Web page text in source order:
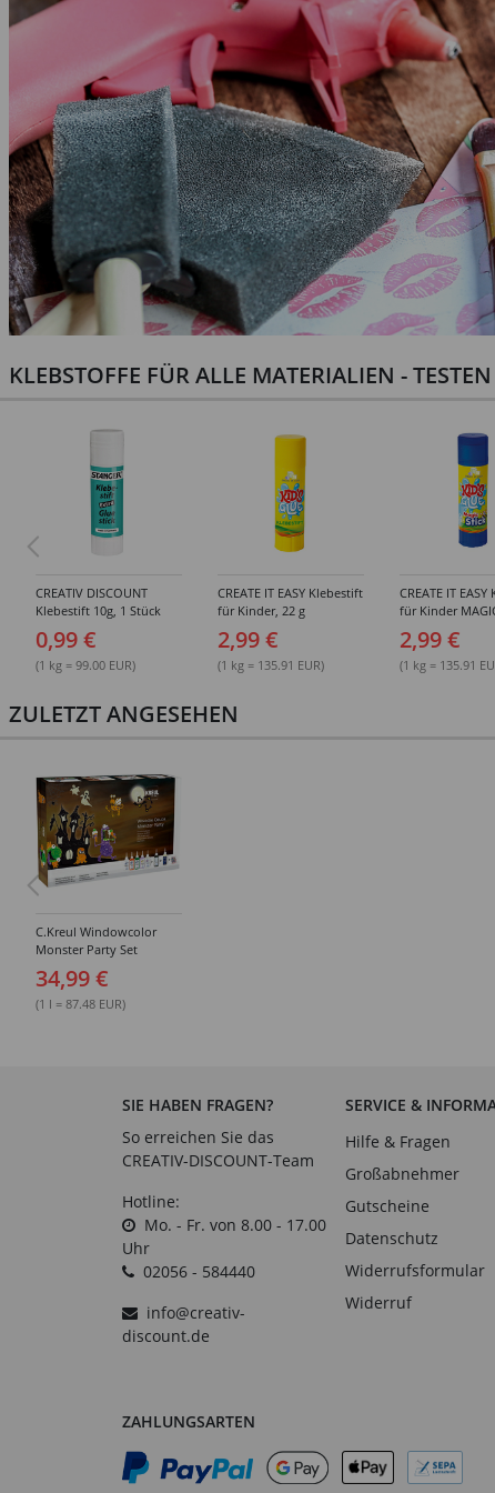
KLEBSTOFFE FÜR ALLE MATERIALIEN -
CREATIV DISCOUNT
Klebestift 10g, 1 Stück
0,99 €
(1 kg = 99.00 EUR)
CREATE IT EASY Klebestift
für Kinder, 22 g
2,99 €
(1 kg = 135.91 EUR)
CREATE IT
für Kinder
2,99 €
(1 kg = 135.91
ZULETZT ANGESEHEN
C.Kreul Windowcolor
Monster Party Set
34,99 €
(1 l = 87.48 EUR)
SIE HABEN FRAGEN?
So erreichen Sie das
CREATIV-DISCOUNT-Team
Hotline:
Mo. - Fr. von 8.00 - 17.00
Uhr
02056 - 584440
info@creativ-
discount.de
SERVICE &
Hilfe & Fragen
Großabnehmer
Gutscheine
Datenschutz
Widerrufsformular
Widerruf
ZAHLUNGSARTEN